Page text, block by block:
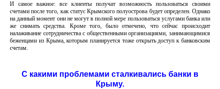
И самое важное: все клиенты получат возможность пользоваться своими
счетами после того, как статус Крымского полуострова будет определен. Однако
на данный момент они не могут в полной мере пользоваться услугами банка или
же снимать средства. Кроме того, было отмечено, что сейчас происходит
налаживание сотрудничества с общественными организациями, занимающимися
беженцами из Крыма, которым планируется тоже открыть доступ к банковским
счетам.
С какими проблемами сталкивались банки в
Крыму.